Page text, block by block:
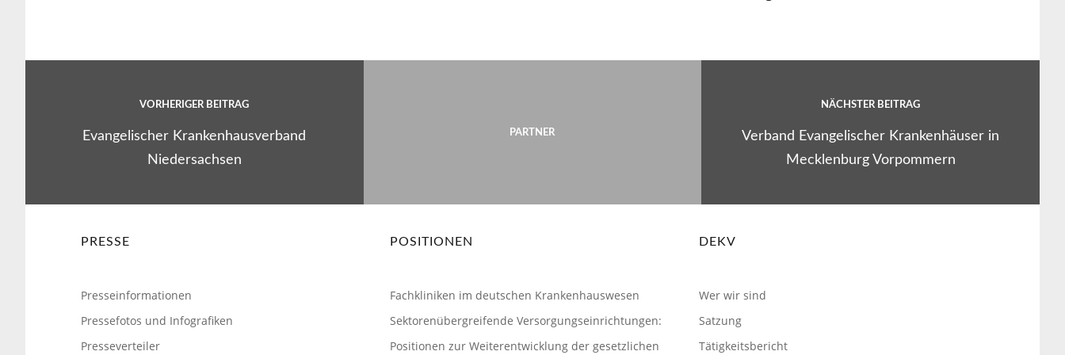
VORHERIGER BEITRAG
Evangelischer Krankenhausverband
Niedersachsen
PARTNER
NÄCHSTER BEITRAG
Verband Evangelischer Krankenhäuser in
Mecklenburg Vorpommern
PRESSE
Presseinformationen
Pressefotos und Infografiken
Presseverteiler
POSITIONEN
Fachkliniken im deutschen Krankenhauswesen
Sektorenübergreifende Versorgungseinrichtungen:
Positionen zur Weiterentwicklung der gesetzlichen
DEKV
Wer wir sind
Satzung
Tätigkeitsbericht